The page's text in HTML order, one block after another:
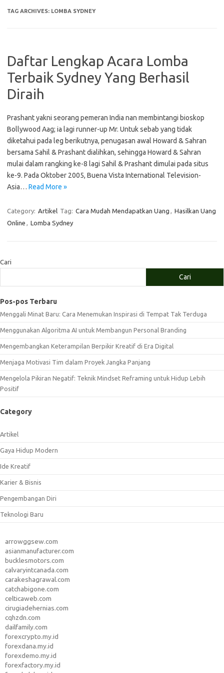
TAG ARCHIVES: LOMBA SYDNEY
Daftar Lengkap Acara Lomba
Terbaik Sydney Yang Berhasil
Diraih
Prashant yakni seorang pemeran India nan membintangi bioskop
Bollywood Aag; ia lagi runner-up Mr. Untuk sebab yang tidak
diketahui pada leg berikutnya, penugasan awal Howard & Sahran
bersama Sahil & Prashant dialihkan, sehingga Howard & Sahran
mulai dalam rangking ke-8 lagi Sahil & Prashant dimulai pada situs
ke-9. Pada Oktober 2005, Buena Vista International Television-
Asia… Read More »
Category: Artikel Tag: Cara Mudah Mendapatkan Uang , Hasilkan Uang
Online , Lomba Sydney
Cari
Cari
Pos-pos Terbaru
Menggali Minat Baru: Cara Menemukan Inspirasi di Tempat Tak Terduga
Menggunakan Algoritma AI untuk Membangun Personal Branding
Mengembangkan Keterampilan Berpikir Kreatif di Era Digital
Menjaga Motivasi Tim dalam Proyek Jangka Panjang
Mengelola Pikiran Negatif: Teknik Mindset Reframing untuk Hidup Lebih
Positif
Category
Artikel
Gaya Hidup Modern
Ide Kreatif
Karier & Bisnis
Pengembangan Diri
Teknologi Baru
arrowggsew.com
asianmanufacturer.com
bucklesmotors.com
calvaryintcanada.com
carakeshagrawal.com
catchabigone.com
celticaweb.com
cirugiadehernias.com
cqhzdn.com
dailfamily.com
forexcrypto.my.id
forexdana.my.id
forexdemo.my.id
forexfactory.my.id